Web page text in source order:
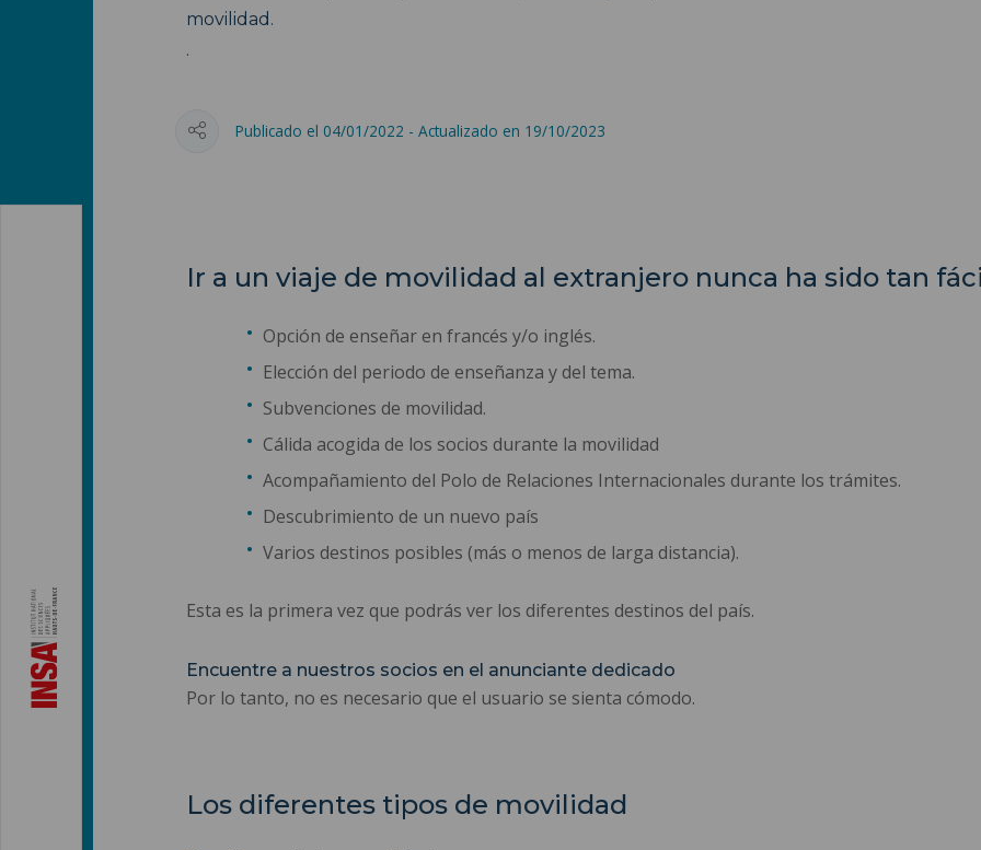
movilidad.
.
Publicado el 04/01/2022 - Actualizado en 19/10/2023
Ir a un viaje de movilidad al extranjero nunca ha sido tan
Opción de enseñar en francés y/o inglés.
Elección del periodo de enseñanza y del tema.
Subvenciones de movilidad.
Cálida acogida de los socios durante la movilidad
Acompañamiento del Polo de Relaciones Internacionales durante los trámites.
Descubrimiento de un nuevo país
Varios destinos posibles (más o menos de larga distancia).
Esta es la primera vez que podrás ver los diferentes destinos del país.
Encuentre a nuestros socios en el anunciante dedicado
Por lo tanto, no es necesario que el usuario se sienta cómodo.
Los diferentes tipos de movilidad